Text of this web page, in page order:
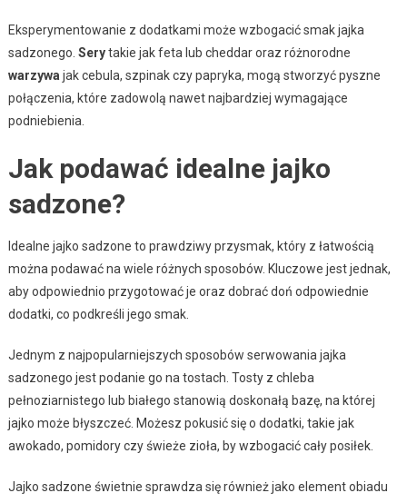
Eksperymentowanie z dodatkami może wzbogacić smak jajka
sadzonego. Serytakie jak feta lub cheddar oraz różnorodne
warzywa jak cebula, szpinak czy papryka, mogą stworzyć pyszne
połączenia, które zadowolą nawet najbardziej wymagające
podniebienia.
Jak podawać idealne jajko
sadzone?
Idealne jajko sadzone to prawdziwy przysmak, który z łatwością
można podawać na wiele różnych sposobów. Kluczowe jest jednak,
aby odpowiednio przygotować je oraz dobrać doń odpowiednie
dodatki, co podkreśli jego smak.
Jednym z najpopularniejszych sposobów serwowania jajka
sadzonego jest podanie go na tostach. Tosty z chleba
pełnoziarnistego lub białego stanowią doskonałą bazę, na której
jajko może błyszczeć. Możesz pokusić się o dodatki, takie jak
awokado, pomidory czy świeże zioła, by wzbogacić cały posiłek.
Jajko sadzone świetnie sprawdza się również jako element obiadu